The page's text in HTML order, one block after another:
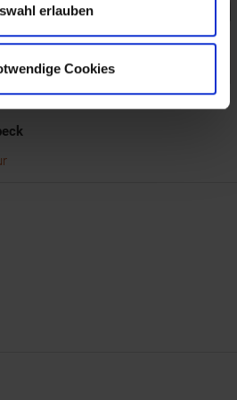
erlauben
Cookies
für Literatur in NÖ